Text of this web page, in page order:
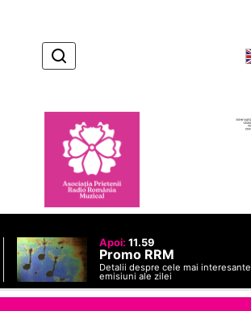
Apoi: 11.59
Promo RRM
Detalii despre cele mai interesante
emisiuni ale zilei